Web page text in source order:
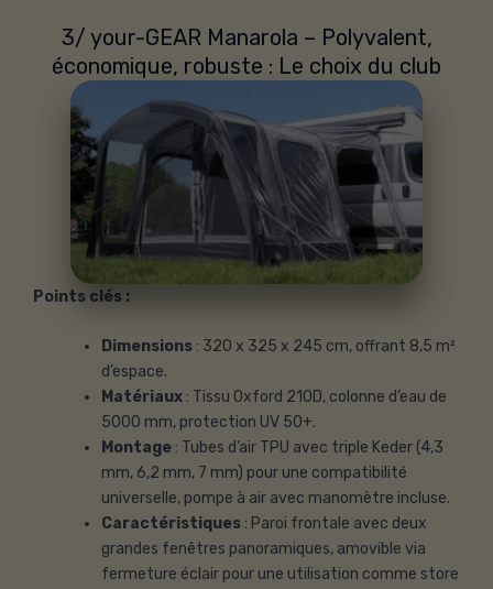
3/ your-GEAR Manarola – Polyvalent,
économique, robuste : Le choix du club
Points clés :
Dimensions : 320 x 325 x 245 cm, offrant 8,5 m²
d’espace.
Matériaux : Tissu Oxford 210D, colonne d’eau de
5000 mm, protection UV 50+.
Montage : Tubes d’air TPU avec triple Keder (4,3
mm, 6,2 mm, 7 mm) pour une compatibilité
universelle, pompe à air avec manomètre incluse.
Caractéristiques : Paroi frontale avec deux
grandes fenêtres panoramiques, amovible via
fermeture éclair pour une utilisation comme store